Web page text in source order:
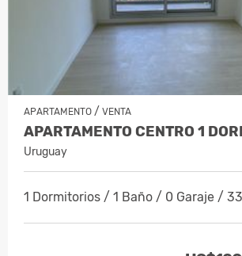
APARTAMENTO / VENTA
Uruguay
1 Dormitorios / 1 Baño / 0 Garaje /